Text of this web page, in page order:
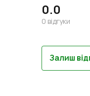
0.0
0 відгуки
Залиш